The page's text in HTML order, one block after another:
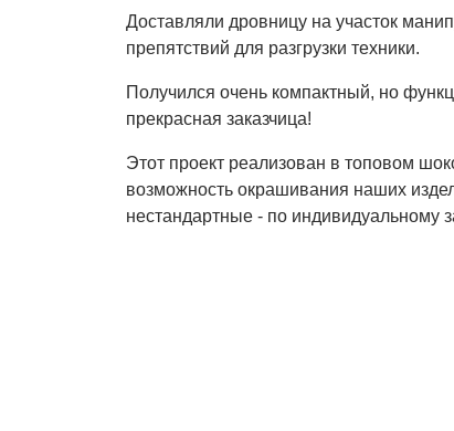
Доставляли дровницу на участок
препятствий для разгрузки техники.
Получился очень компактный, но
прекрасная заказчица!
Этот проект реализован в топовом
возможность окрашивания наших
нестандартные - по индивидуальному